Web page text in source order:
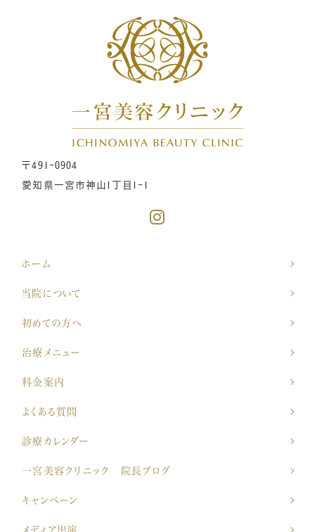
〒491-0904
愛知県一宮市神山1丁目1-1
ホーム
当院について
初めての方へ
治療メニュー
料金案内
よくある質問
診療カレンダー
一宮美容クリニック 院長ブログ
キャンペーン
メディア出演